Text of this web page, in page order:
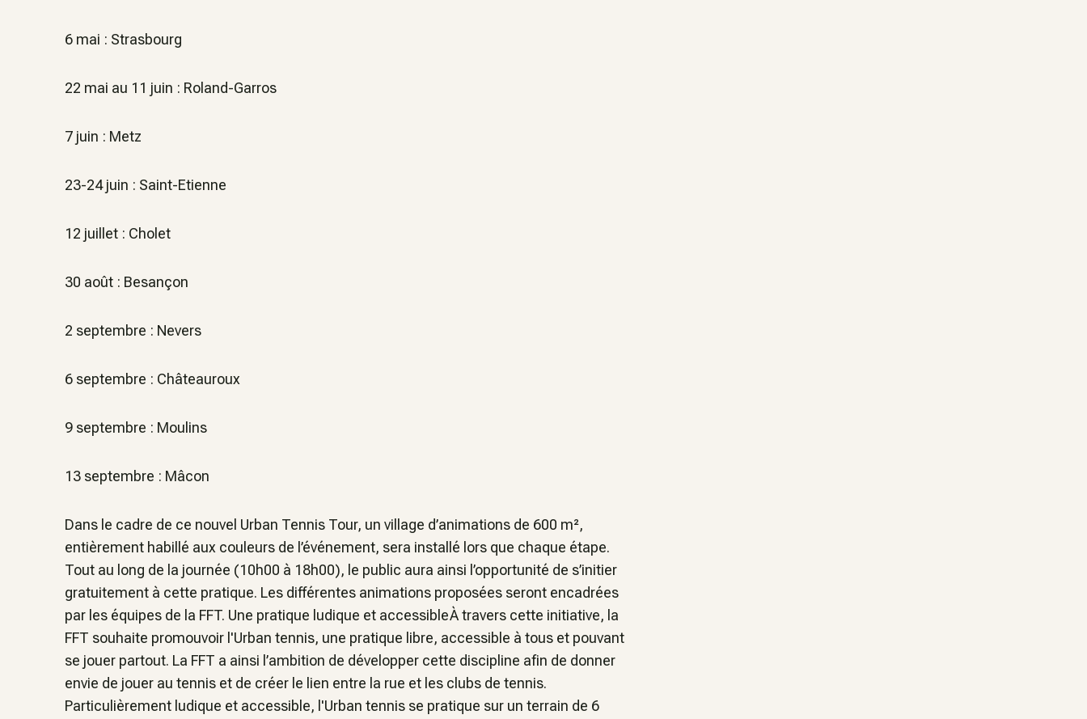
6 mai : Strasbourg
22 mai au 11 juin : Roland-Garros
7 juin : Metz
23-24 juin : Saint-Etienne
12 juillet : Cholet
30 août : Besançon
2 septembre : Nevers
6 septembre : Châteauroux
9 septembre : Moulins
13 septembre : Mâcon
Dans le cadre de ce nouvel Urban Tennis Tour, un village d’animations de 600 m²,
entièrement habillé aux couleurs de l’événement, sera installé lors que chaque étape.
Tout au long de la journée (10h00 à 18h00), le public aura ainsi l’opportunité de s’initier
gratuitement à cette pratique. Les différentes animations proposées seront encadrées
par les équipes de la FFT. Une pratique ludique et accessibleÀ travers cette initiative, la
FFT souhaite promouvoir l'Urban tennis, une pratique libre, accessible à tous et pouvant
se jouer partout. La FFT a ainsi l’ambition de développer cette discipline afin de donner
envie de jouer au tennis et de créer le lien entre la rue et les clubs de tennis.
Particulièrement ludique et accessible, l'Urban tennis se pratique sur un terrain de 6